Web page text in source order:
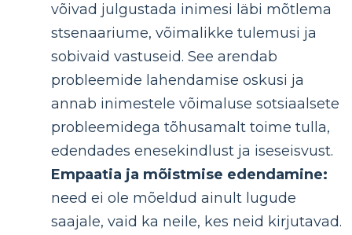
võivad julgustada inimesi läbi mõtlema
stsenaariume, võimalikke tulemusi ja
sobivaid vastuseid. See arendab
probleemide lahendamise oskusi ja
annab inimestele võimaluse sotsiaalsete
probleemidega tõhusamalt toime tulla,
edendades enesekindlust ja iseseisvust.
Empaatia ja mõistmise edendamine:
need ei ole mõeldud ainult lugude
saajale, vaid ka neile, kes neid kirjutavad.